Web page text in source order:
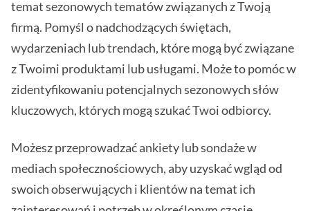
temat sezonowych tematów związanych z Twoją
firmą. Pomyśl o nadchodzących świętach,
wydarzeniach lub trendach, które mogą być związane
z Twoimi produktami lub usługami. Może to pomóc w
zidentyfikowaniu potencjalnych sezonowych słów
kluczowych, których mogą szukać Twoi odbiorcy.
Możesz przeprowadzać ankiety lub sondaże w
mediach społecznościowych, aby uzyskać wgląd od
swoich obserwujących i klientów na temat ich